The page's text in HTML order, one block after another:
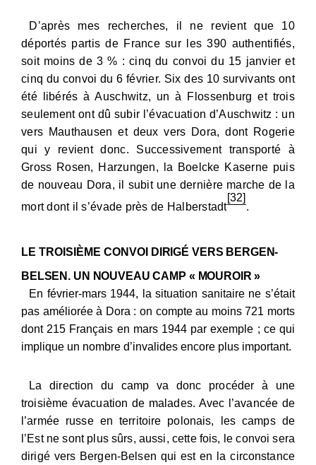
D’après mes recherches, il ne revient que 10
déportés partis de France sur les 390 authentifiés,
soit moins de 3 % : cinq du convoi du 15 janvier et
cinq du convoi du 6 février. Six des 10 survivants ont
été libérés à Auschwitz, un à Flossenburg et trois
seulement ont dû subir l’évacuation d’Auschwitz : un
vers Mauthausen et deux vers Dora, dont Rogerie
qui y revient donc. Successivement transporté à
Gross Rosen, Harzungen, la Boelcke Kaserne puis
de nouveau Dora, il subit une dernière marche de la
mort dont il s’évade près de Halberstadt
[32]
.
LE TROISIÈME CONVOI
DIRIGÉ VERS BERGEN-
BELSEN. UN NOUVEAU CAMP « MOUROIR »
En février-mars 1944, la situation sanitaire ne s’était
pas améliorée à Dora : on compte au moins 721 morts
dont 215 Français en mars 1944 par exemple ; ce qui
implique un nombre d’invalides encore plus important.
La direction du camp va donc procéder à une
troisième évacuation de malades. Avec l’avancée de
l’armée russe en territoire polonais, les camps de
l’Est ne sont plus sûrs, aussi, cette fois, le convoi sera
dirigé vers Bergen-Belsen qui est en la circonstance